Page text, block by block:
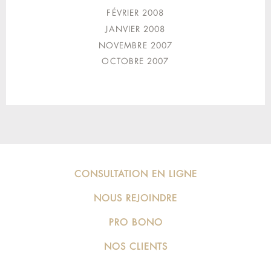
FÉVRIER 2008
JANVIER 2008
NOVEMBRE 2007
OCTOBRE 2007
CONSULTATION EN LIGNE
NOUS REJOINDRE
PRO BONO
NOS CLIENTS